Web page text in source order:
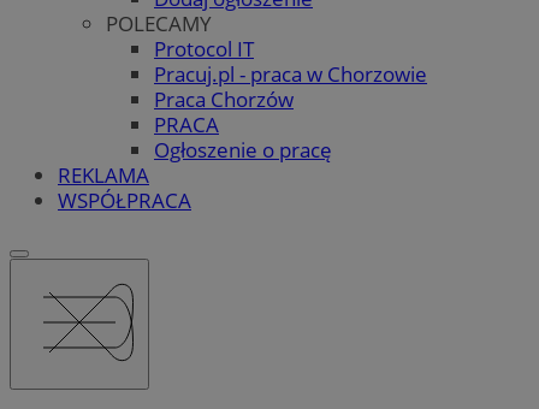
POLECAMY
Protocol IT
Pracuj.pl - praca w Chorzowie
Praca Chorzów
PRACA
Ogłoszenie o pracę
REKLAMA
WSPÓŁPRACA